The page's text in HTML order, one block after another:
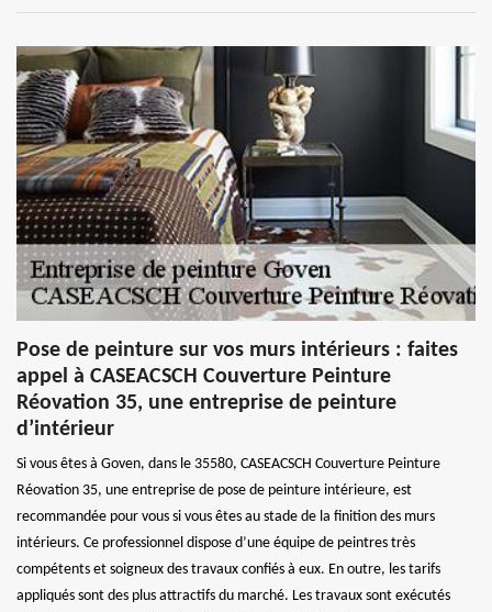
Pose de peinture sur vos murs intérieurs : faites
appel à CASEACSCH Couverture Peinture
Réovation 35, une entreprise de peinture
d’intérieur
Si vous êtes à Goven, dans le 35580, CASEACSCH Couverture Peinture
Réovation 35, une entreprise de pose de peinture intérieure, est
recommandée pour vous si vous êtes au stade de la finition des murs
intérieurs. Ce professionnel dispose d’une équipe de peintres très
compétents et soigneux des travaux confiés à eux. En outre, les tarifs
appliqués sont des plus attractifs du marché. Les travaux sont exécutés